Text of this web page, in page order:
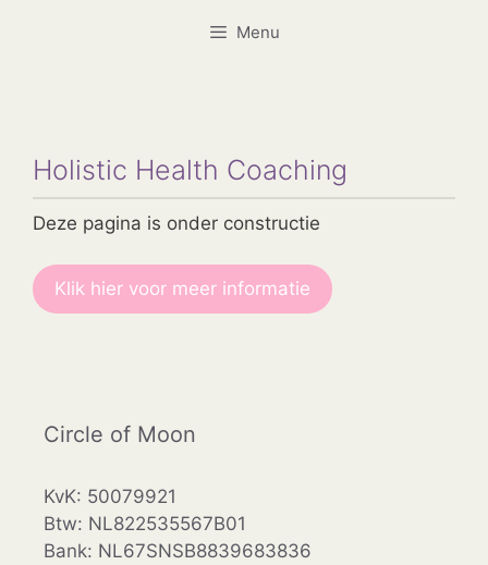
Menu
Holistic Health Coaching
Deze pagina is onder constructie
Klik hier voor meer informatie
Circle of Moon
KvK: 50079921
Btw: NL822535567B01
Bank: NL67SNSB8839683836